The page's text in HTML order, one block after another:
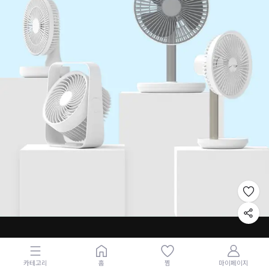
카테고리 홈 찜 마이페이지